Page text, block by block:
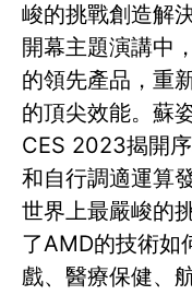
峻的挑戰創造解
開幕主題演講中
的領先產品，重
的頂尖效能。蘇
CES 2023揭開
和自行調適運算
世界上最嚴峻的
了AMD的技術如
戲、醫療保健、